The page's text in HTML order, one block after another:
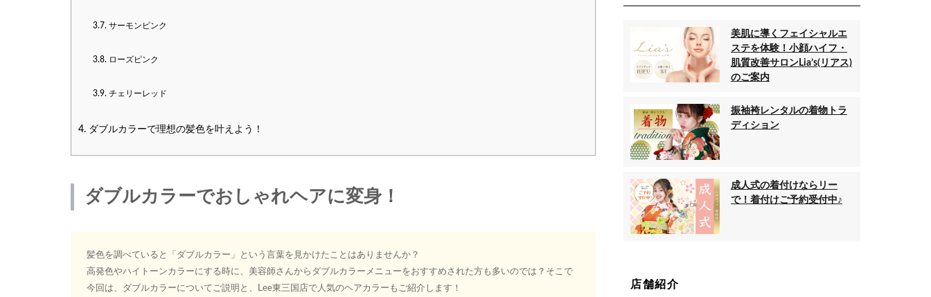
3.7. サーモンピンク
3.8. ローズピンク
3.9. チェリーレッド
4. ダブルカラーで理想の髪色を叶えよう！
ダブルカラーでおしゃれヘアに変身！
髪色を調べていると「ダブルカラー」という言葉を見かけたことはありませんか？
高発色やハイトーンカラーにする時に、美容師さんからダブルカラーメニューをおすすめされた方も多いのでは？そこで
今回は、ダブルカラーについてご説明と、Lee東三国店で人気のヘアカラーもご紹介します！
美肌に導くフェイシャルエ
ステを体験！小顔ハイフ・
肌質改善サロンLia’s(リアス)
のご案内
振袖袴レンタルの着物トラ
ディション
成人式の着付けならリー
で！着付けご予約受付中♪
店舗紹介